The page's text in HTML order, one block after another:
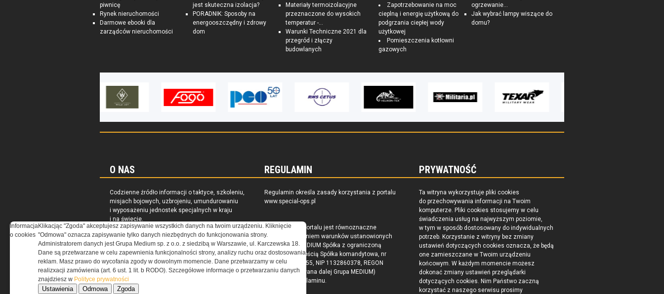
piwnicę
Rynek nieruchomości
Darmowe ebooki dla
zarządców nieruchomości
jest skuteczna izolacja?
PORADNIK: Sposoby na
energooszczędny i zdrowy
dom
Materiały termoizolacyjne
przeznaczone do wysokich
temperatur -...
Warunki Techniczne 2021 dla
przegród i złączy
budowlanych
Zapotrzebowanie na moc
cieplną i energię użytkową do
podgrzania ciepłej wody
użytkowej
Pomieszczenia kotłowni
gazowych
ogrzewanie...
Jak wybrać lampy wiszące do
domu?
O NAS
Codzienne źródło informacji o taktyce, szkoleniu,
misjach bojowych, uzbrojeniu, umundurowaniu
i wyposażeniu jednostek specjalnych w kraju
i na świecie.
REGULAMIN
Regulamin określa zasady korzystania z portalu
www.special-ops.pl
Korzystanie z portalu jest równoznaczne
z zaakceptowaniem warunków ustanowionych
przez Grupa MEDIUM Spółka z ograniczoną
odpowiedzialnością Spółka komandytowa, nr
KRS: 0000537655, NIP 1132860378, REGON
146393437 (zwana dalej Grupa MEDIUM)
w postaci Regulaminu.
PRYWATNOŚĆ
Ta witryna wykorzystuje pliki cookies
do przechowywania informacji na Twoim
komputerze. Pliki cookies stosujemy w celu
świadczenia usług na najwyższym poziomie,
w tym w sposób dostosowany do indywidualnych
potrzeb. Korzystanie z witryny bez zmiany
ustawień dotyczących cookies oznacza, że będą
one zamieszczane w Twoim urządzeniu
końcowym. W każdym momencie możesz
dokonać zmiany ustawień przeglądarki
dotyczących cookies. Nim Państwo zaczną
korzystać z naszego serwisu prosimy
Informacja
o cookies
Klikacjąc "Zgoda" akceptujesz zapisywanie wszystkich danych na twoim urządzeniu. Kliknięcie
"Odmowa" oznacza zapisywanie tylko danych niezbędnych do funkcjonowania strony.
Administratorem danych jest Grupa Medium sp. z o.o. z siedzibą w Warszawie, ul. Karczewska 18.
Dane są przetwarzane w celu zapewnienia funkcjonalności strony, analizy ruchu oraz dostosowania
reklam. Masz prawo do wycofania zgody w dowolnym momencie. Dane przetwarzamy w celu
realizxacji zamówienia (art. 6 ust. 1 lit. b RODO). Szczegółowe informacje o przetwarzaniu danych
znajdziesz w Polityce prywatności
Ustawienia Odmowa Zgoda